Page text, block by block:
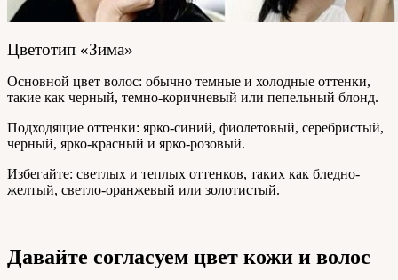
Цветотип «Зима»
Основной цвет волос: обычно темные и холодные оттенки,
такие как черный, темно-коричневый или пепельный блонд.
Подходящие оттенки: ярко-синий, фиолетовый, серебристый,
черный, ярко-красный и ярко-розовый.
Избегайте: светлых и теплых оттенков, таких как бледно-
желтый, светло-оранжевый или золотистый.
Давайте согласуем цвет кожи и волос